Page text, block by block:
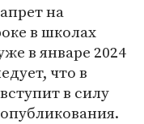
на
в школах
в январе 2024
что в
в силу